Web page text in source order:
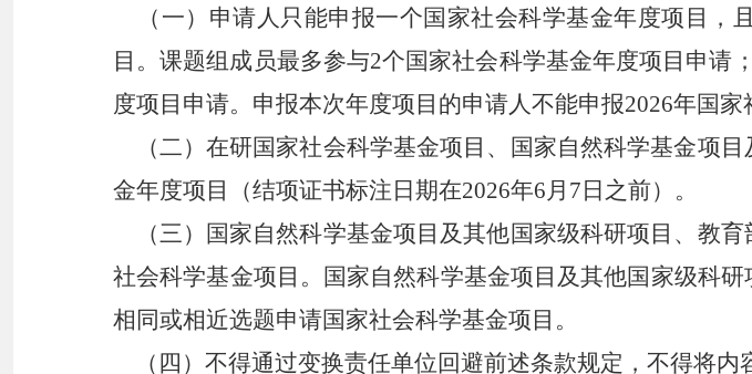
（一）申请人只能申报一个国家社会科学基金年度项目，
目。课题组成员最多参与2个国家社会科学基金年度项目申请
度项目申请。 申报本次年度项目的申请人不能申报2026年国家
（二）在研国家社会科学基金项目、国家自然科学基金项
金年度项目（结项证书标注日期在2026年6月7日之前）。
（三）国家自然科学基金项目及其他国家级科研项目、教
社会科学基金项目。国家自然科学基金项目及其他国家级科
相同或相近选题申请国家社会科学基金项目。
（四）不得通过变换责任单位回避前述条款规定，不得将内